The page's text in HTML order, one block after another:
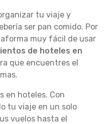
tu viaje y
ser pan comido. Por
muy fácil de usar
de hoteles en
que encuentres el
en hoteles. Con
tu viaje en un solo
vuelos hasta el